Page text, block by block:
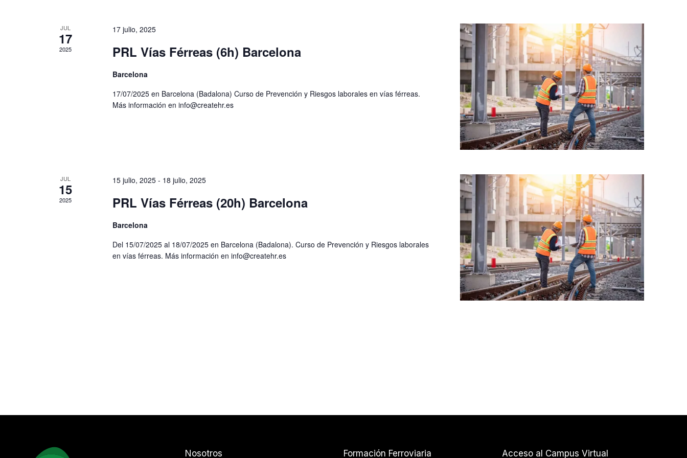
JUL
17
2025
17 julio, 2025
PRL Vías Férreas (6h) Barcelona
Barcelona
17/07/2025 en Barcelona (Badalona) Curso de Prevención y Riesgos laborales en vías férreas.
Más información en info@createhr.es
JUL
15
2025
15 julio, 2025- 18 julio, 2025
PRL Vías Férreas (20h) Barcelona
Barcelona
Del 15/07/2025 al 18/07/2025 en Barcelona (Badalona). Curso de Prevención y Riesgos laborales
en vías férreas. Más información en info@createhr.es
Nosotros Formación Ferroviaria Acceso al Campus Virtual